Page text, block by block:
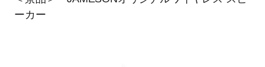
ーカー